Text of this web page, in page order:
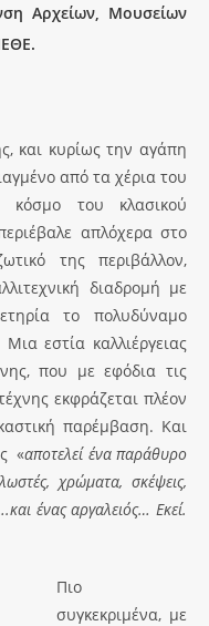
Αρχείων, Μουσείων
και κυρίως την αγάπη
από τα χέρια του
κόσμο του κλασικού
απλόχερα στο
της περιβάλλον,
διαδρομή με
το πολυδύναμο
εστία καλλιέργειας
που με εφόδια τις
εκφράζεται πλέον
παρέμβαση. Και
«αποτελεί ένα παράθυρο
χρώματα, σκέψεις,
ένας αργαλειός… Εκεί.
Πιο
συγκεκριμένα, με